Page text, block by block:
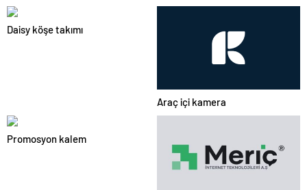
Daisy köşe takımı
Araç içi kamera
Promosyon kalem